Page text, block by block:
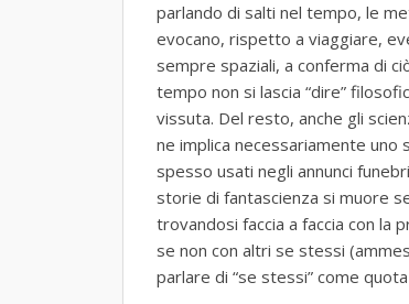
parlando di salti nel tempo, le
evocano, rispetto a viaggiare,
sempre spaziali, a conferma di
tempo non si lascia “dire”
vissuta. Del resto, anche gli
ne implica necessariamente uno
spesso usati negli annunci
storie di fantascienza si muore
trovandosi faccia a faccia con la
se non con altri se stessi
parlare di “se stessi” come